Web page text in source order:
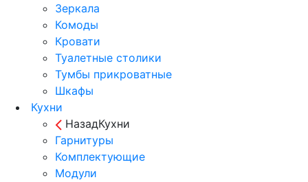
Зеркала
Комоды
Кровати
Туалетные столики
Тумбы прикроватные
Шкафы
Кухни
НазадКухни
Гарнитуры
Комплектующие
Модули